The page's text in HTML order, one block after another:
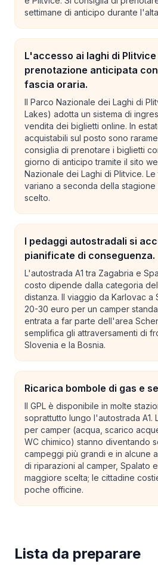
settimane di anticipo durante
L'accesso ai laghi di
prenotazione anticipata
fascia oraria.
Il Parco Nazionale dei Laghi di
Lakes) adotta un sistema di
vendita dei biglietti online. In
acquistabili sul posto sono
consiglia di prenotare i biglietti
giorno di anticipo tramite il sito
Nazionale dei Laghi di Plitvice.
variano a seconda della
scelto.
I pedaggi autostradali si
pianificate di conseguenza.
L'autostrada A1 tra Zagabria e
costo dipende dalla categoria
distanza. Il viaggio da Karlovac a
20-30 euro per un camper
entrata a far parte dell'area
semplifica gli attraversamenti di
Slovenia e la Bosnia.
Ricarica bombole di gas e
Il GPL è disponibile in molte
soprattutto lungo l'autostrada A1.
per camper (acqua, scarico
WC chimico) stanno diventando
campeggi più grandi e in alcune
di riparazioni al camper, Spalato
maggiore scelta; le cittadine
poche officine.
Lista da preparare